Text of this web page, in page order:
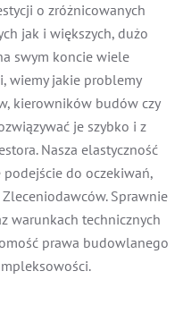
o zróżnicowanych
jak i większych, dużo
swym koncie wiele
wiemy jakie problemy
kierowników budów czy
je szybko i z
Nasza elastyczność
do oczekiwań,
Sprawnie
warunkach technicznych
prawa budowlanego